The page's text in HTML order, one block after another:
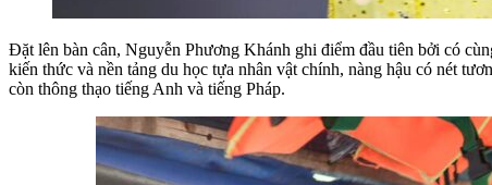
Đặt lên bàn cân, Nguyễn Phương Khánh ghi điểm đầu tiên bởi có
kiến thức và nền tảng du học tựa nhân vật chính, nàng hậu có nét
còn thông thạo tiếng Anh và tiếng Pháp.